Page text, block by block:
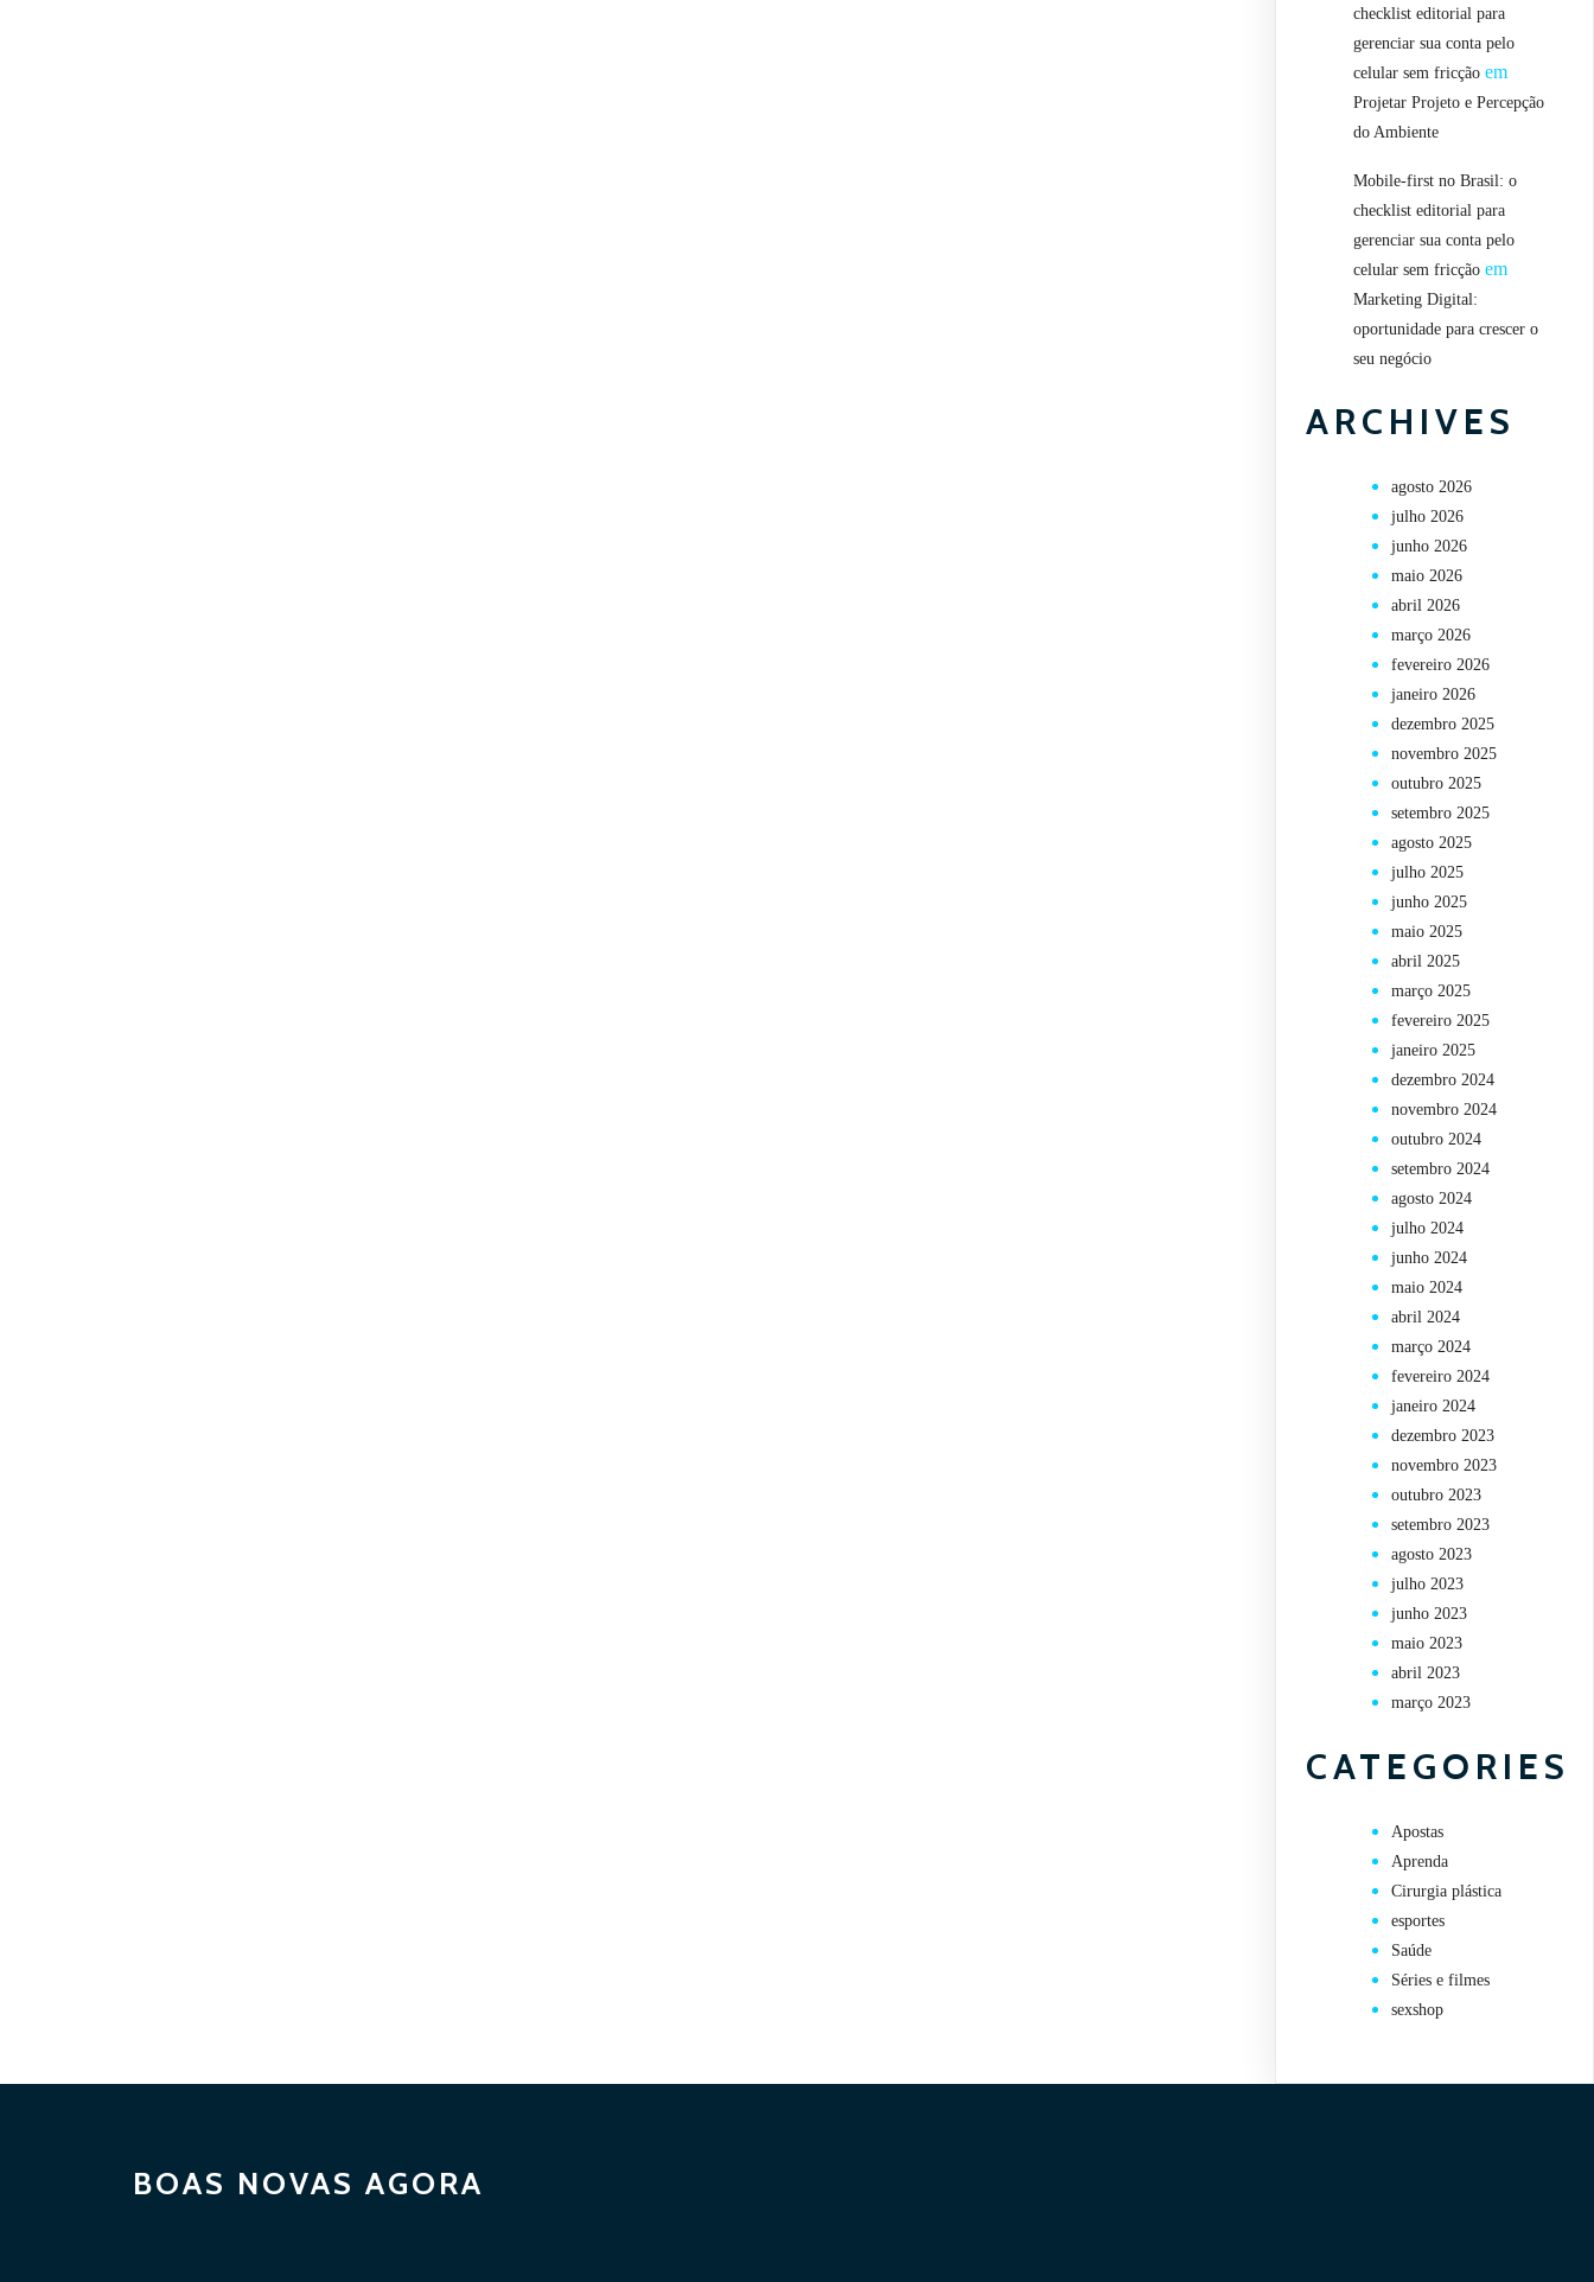
checklist editorial para
gerenciar sua conta pelo
celular sem fricção em
Projetar Projeto e Percepção
do Ambiente
Mobile-first no Brasil: o
checklist editorial para
gerenciar sua conta pelo
celular sem fricção em
Marketing Digital:
oportunidade para crescer o
seu negócio
ARCHIVES
agosto 2026
julho 2026
junho 2026
maio 2026
abril 2026
março 2026
fevereiro 2026
janeiro 2026
dezembro 2025
novembro 2025
outubro 2025
setembro 2025
agosto 2025
julho 2025
junho 2025
maio 2025
abril 2025
março 2025
fevereiro 2025
janeiro 2025
dezembro 2024
novembro 2024
outubro 2024
setembro 2024
agosto 2024
julho 2024
junho 2024
maio 2024
abril 2024
março 2024
fevereiro 2024
janeiro 2024
dezembro 2023
novembro 2023
outubro 2023
setembro 2023
agosto 2023
julho 2023
junho 2023
maio 2023
abril 2023
março 2023
CATEGORIES
Apostas
Aprenda
Cirurgia plástica
esportes
Saúde
Séries e filmes
sexshop
BOAS NOVAS AGORA